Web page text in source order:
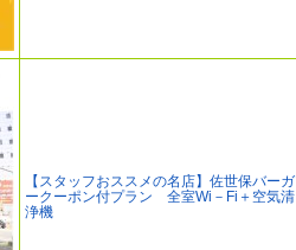
【スタッフおススメの名店】佐世保バーガ
ークーポン付プラン 全室Wi－Fi＋空気清
浄機